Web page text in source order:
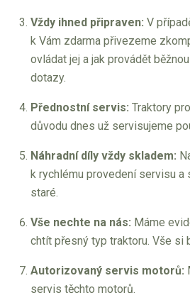
Vždy ihned připraven: V
k Vám zdarma přivezeme
ovládat jej a jak provádět
dotazy.
Přednostní servis: Traktory
důvodu dnes už servisujeme
Náhradní díly vždy skladem:
k rychlému provedení servisu a
staré.
Vše nechte na nás: Máme
chtít přesný typ traktoru. Vše si
Autorizovaný servis motorů:
servis těchto motorů.